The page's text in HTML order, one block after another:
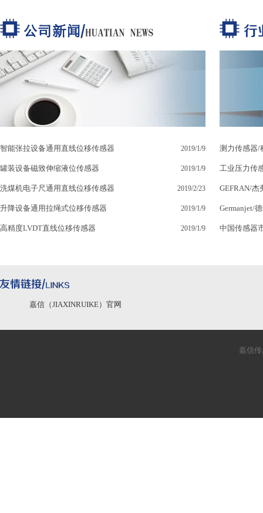
智能张拉设备通用直线位移传感器 2019/1/9
罐装设备磁致伸缩液位传感器 2019/1/9
洗煤机电子尺通用直线位移传感器 2019/2/23
升降设备通用拉绳式位移传感器 2019/1/9
高精度LVDT直线位移传感器 2019/1/9
测力传感器/
工业压力传
GEFRAN/杰
Germanjet/
中国传感器
嘉信（JIAXINRUIKE）官网
嘉信